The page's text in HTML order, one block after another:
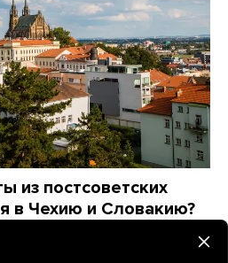
из постсоветских
в Чехию и Словакию?
сложно выучить? Вот